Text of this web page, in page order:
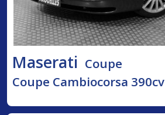
Maserati Coupe
Coupe Cambiocorsa 390cv